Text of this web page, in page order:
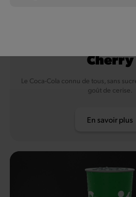
Cherry
Le Coca-Cola connu de tous, sans
goût de cerise.
En savoir plus
Fruits à coque
Soja